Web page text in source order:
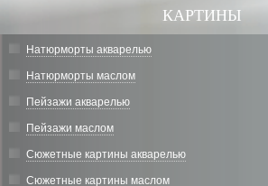
КАРТИНЫ
Натюрморты акварелью
Натюрморты маслом
Пейзажи акварелью
Пейзажи маслом
Сюжетные картины акварелью
Сюжетные картины маслом